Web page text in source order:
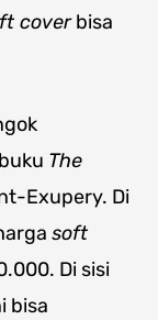
coverbisa
The
Exupery. Di
soft
Di sisi
bisa